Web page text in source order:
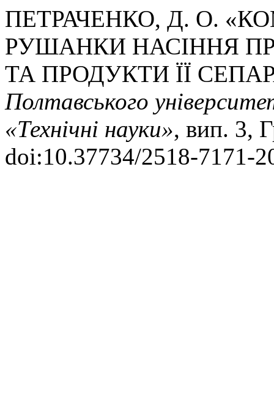
ПЕТРАЧЕНКО, Д. О.
РУШАНКИ НАСІННЯ
ТА ПРОДУКТИ ЇЇ
Полтавського
«Технічні науки», вип. 3,
doi:10.37734/2518-7171-